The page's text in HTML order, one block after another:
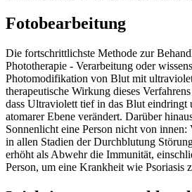
Fotobearbeitung
Die fortschrittlichste Methode zur
Phototherapie - Verarbeitung oder
Photomodifikation von Blut mit
therapeutische Wirkung dieses
dass Ultraviolett tief in das Blut eindringt
atomarer Ebene verändert. Darüber
Sonnenlicht eine Person nicht von
in allen Stadien der Durchblutung
erhöht als Abwehr die Immunität,
Person, um eine Krankheit wie Psoriasis